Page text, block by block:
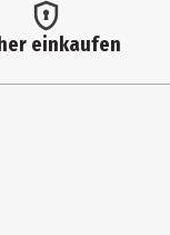
einkaufen